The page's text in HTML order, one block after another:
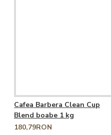
Cafea Barbera Clean Cup
Blend boabe 1 kg
180,79RON